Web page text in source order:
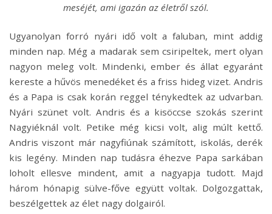
meséjét, ami igazán az életről szól.
Ugyanolyan forró nyári idő volt a faluban, mint addig
minden nap. Még a madarak sem csiripeltek, mert olyan
nagyon meleg volt. Mindenki, ember és állat egyaránt
kereste a hűvös menedéket és a friss hideg vizet. Andris
és a Papa is csak korán reggel ténykedtek az udvarban.
Nyári szünet volt. Andris és a kisöccse szokás szerint
Nagyiéknál volt. Petike még kicsi volt, alig múlt kettő.
Andris viszont már nagyfiúnak számított, iskolás, derék
kis legény. Minden nap tudásra éhezve Papa sarkában
loholt ellesve mindent, amit a nagyapja tudott. Majd
három hónapig sülve-főve együtt voltak. Dolgozgattak,
beszélgettek az élet nagy dolgairól.